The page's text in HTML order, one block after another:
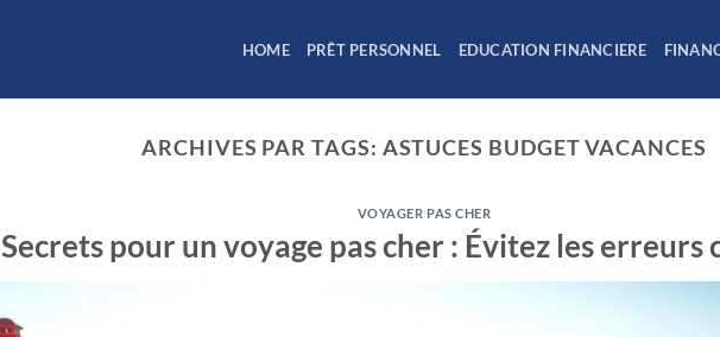
HOME PRÊT PERSONNEL EDUCATION FINANCIERE
ARCHIVES PAR TAGS: ASTUCES BUDGET VACANCES
VOYAGER PAS CHER
Secrets pour un voyage pas cher : Évitez les erreurs